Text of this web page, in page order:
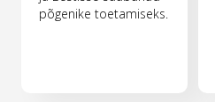
põgenike toetamiseks.